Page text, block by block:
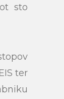
sto
ter